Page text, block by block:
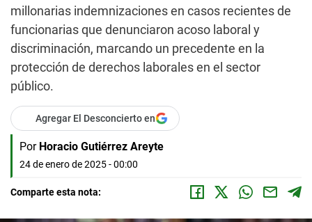
millonarias indemnizaciones en casos recientes de
funcionarias que denunciaron acoso laboral y
discriminación, marcando un precedente en la
protección de derechos laborales en el sector
público.
Agregar El Desconcierto en
Por Horacio Gutiérrez Areyte
24 de enero de 2025 - 00:00
Comparte esta nota: